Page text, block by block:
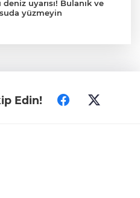
deniz uyarısı! Bulanık ve
yüzmeyin
arasında 'hava'da
Sefer kapasitesi artırıldı
Edin!